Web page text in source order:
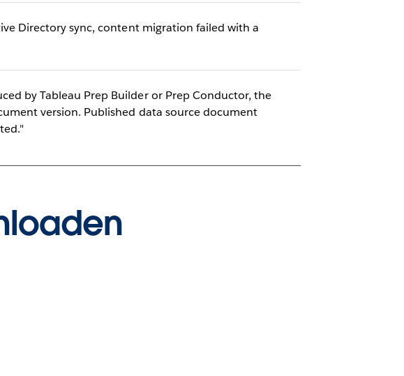
Directory sync, content migration failed with a
by Tableau Prep Builder or Prep Conductor, the
version. Published data source document